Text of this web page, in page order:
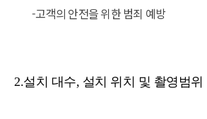
-고객의 안전을 위한 범죄 예방
2.설치 대수, 설치 위치 및 촬영범위